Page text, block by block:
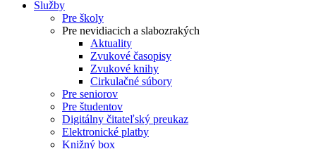
Služby
Pre školy
Pre nevidiacich a slabozrakých
Aktuality
Zvukové časopisy
Zvukové knihy
Cirkulačné súbory
Pre seniorov
Pre študentov
Digitálny čitateľský preukaz
Elektronické platby
Knižný box